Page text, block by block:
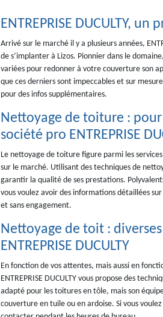
ENTREPRISE DUCULTY,
Arrivé sur le marché il y a plusieurs années,
de s’implanter à Lizos. Pionnier dans le
variées pour redonner à votre couverture son
que ces derniers sont impeccables et sur
pour des infos supplémentaires.
Nettoyage de toiture : pour
société pro ENTREPRISE
Le nettoyage de toiture figure parmi les services
sur le marché. Utilisant des techniques de
garantir la qualité de ses prestations.
vous voulez avoir des informations détaillées
et sans engagement.
Nettoyage de toit :
ENTREPRISE DUCULTY
En fonction de vos attentes, mais aussi en
ENTREPRISE DUCULTY vous propose des
adapté pour les toitures en tôle, mais son
couverture en tuile ou en ardoise. Si vous